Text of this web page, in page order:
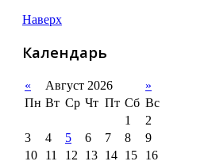
Наверх
Календарь
« Август 2026
»
Пн Вт Ср Чт Пт Сб Вс
1
2
3
4 5 6 7 8
9
10
11 12 13 14 15
16